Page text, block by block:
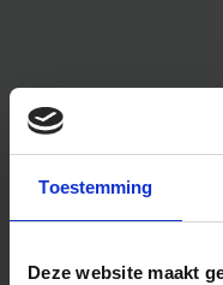
Toestemming
Deze website maakt